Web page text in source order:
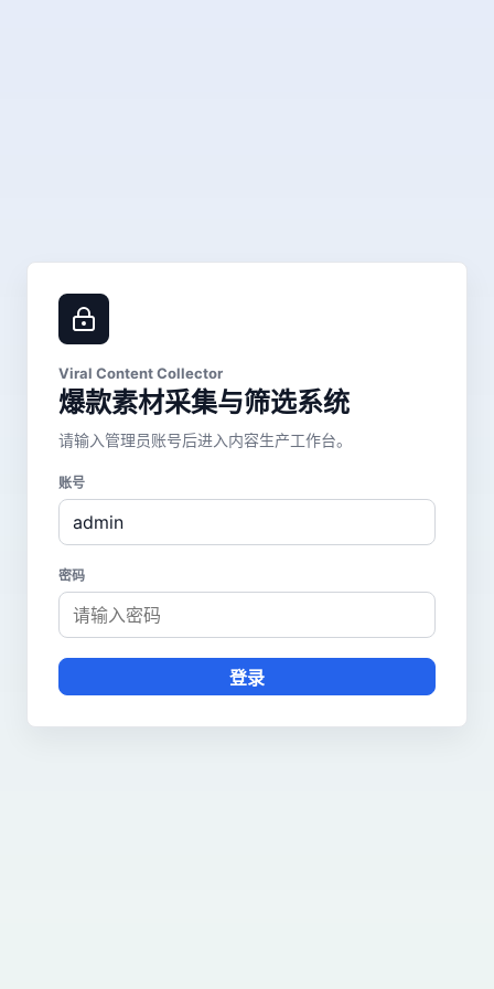
Viral Content Collector
爆款素材采集与筛选系统
请输入管理员账号后进入内容生产工作台。
账号
密码
登录